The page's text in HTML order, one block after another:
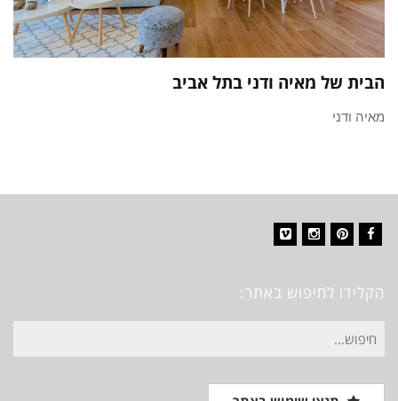
הבית של מאיה ודני בתל אביב
מאיה ודני
הקלידו לחיפוש באתר:
חיפוש
עבור: